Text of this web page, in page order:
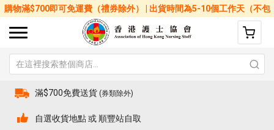
購物滿$700即可免運費（禮券除外） | 出貨時間為5-10個工作天（不包
括星期六、日及公眾假期）
滿$700免費送貨 (券類除外)
自選收貨地點 或 順豐站自取